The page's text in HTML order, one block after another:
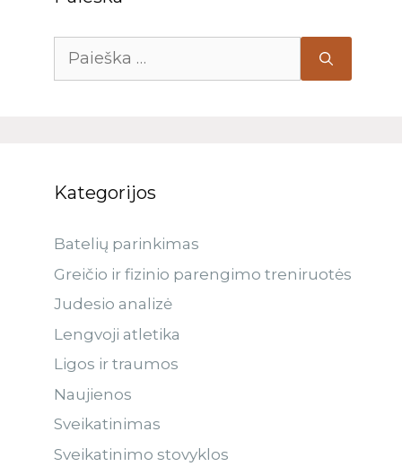
Kategorijos
Batelių parinkimas
Greičio ir fizinio parengimo treniruotės
Judesio analizė
Lengvoji atletika
Ligos ir traumos
Naujienos
Sveikatinimas
Sveikatinimo stovyklos